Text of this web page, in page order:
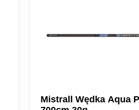
Mistrall Wędka Aqua